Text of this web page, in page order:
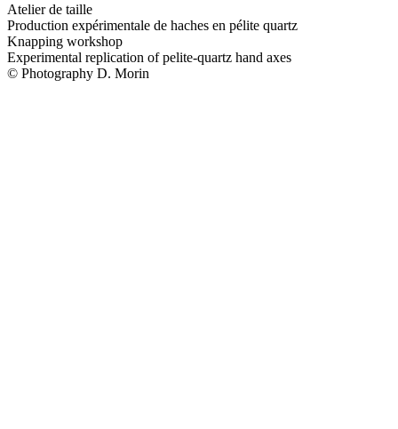
Atelier de taille
Production expérimentale de haches en pélite quartz
Knapping workshop
Experimental replication of pelite-quartz hand axes
© Photography D. Morin